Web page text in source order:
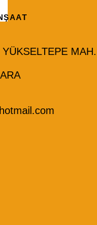
MAH.